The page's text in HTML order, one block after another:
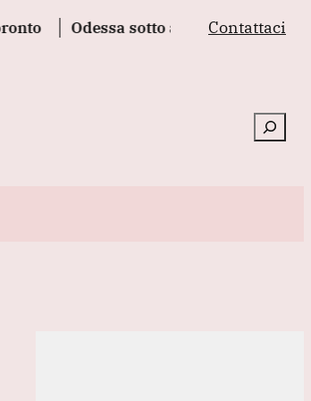
Odessa sotto attacco russo,Contattaci
Cerca